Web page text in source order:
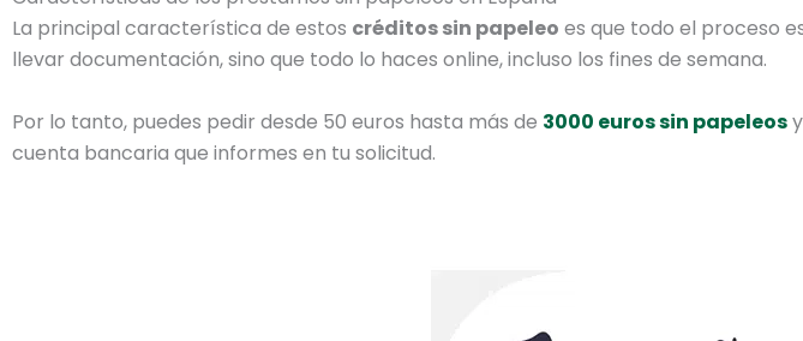
La principal característica de estos créditos sin papeleo es que todo el proceso
llevar documentación, sino que todo lo haces online, incluso los fines de semana.
Por lo tanto, puedes pedir desde 50 euros hasta más de 3000 euros sin papeleos
cuenta bancaria que informes en tu solicitud.